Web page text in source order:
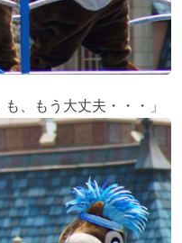
、もう大丈夫・・・」